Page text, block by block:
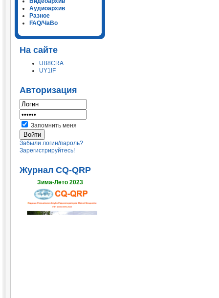
Аудиоархив
Разное
FAQ/ЧаВо
На сайте
UB8CRA
UY1IF
Авторизация
Запомнить меня
Забыли логин/пароль?
Зарегистрируйтесь!
Журнал CQ-QRP
Зима-Лето 2023